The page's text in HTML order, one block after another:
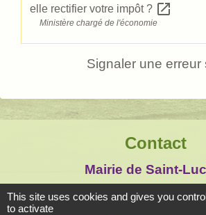
elle rectifier votre impôt ? open_in_new
Ministère chargé de l'économie
Signaler une erreur
Contact
Mairie de Saint-
1, chemin de la
This site uses cookies and gives you
to activate